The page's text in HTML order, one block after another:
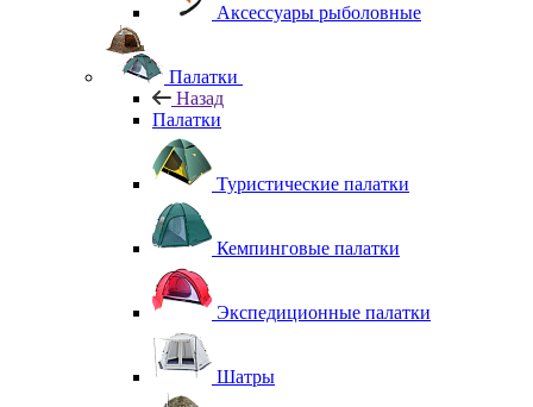
Аксессуары рыболовные
Палатки
Назад
Палатки
Туристические палатки
Кемпинговые палатки
Экспедиционные палатки
Шатры